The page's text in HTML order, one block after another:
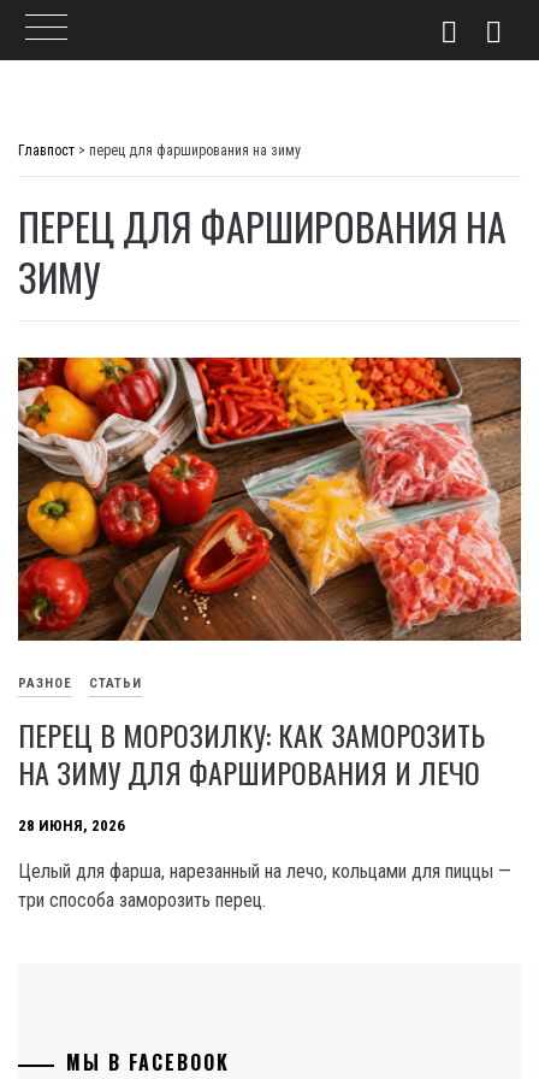
Главпост > перец для фарширования на зиму
ПЕРЕЦ ДЛЯ ФАРШИРОВАНИЯ НА
ЗИМУ
РАЗНОЕ СТАТЬИ
ПЕРЕЦ В МОРОЗИЛКУ: КАК ЗАМОРОЗИТЬ
НА ЗИМУ ДЛЯ ФАРШИРОВАНИЯ И ЛЕЧО
28 ИЮНЯ, 2026
Целый для фарша, нарезанный на лечо, кольцами для пиццы —
три способа заморозить перец.
МЫ В FACEBOOK